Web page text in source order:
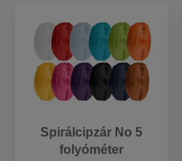
Spirálcipzár No 5
folyóméter